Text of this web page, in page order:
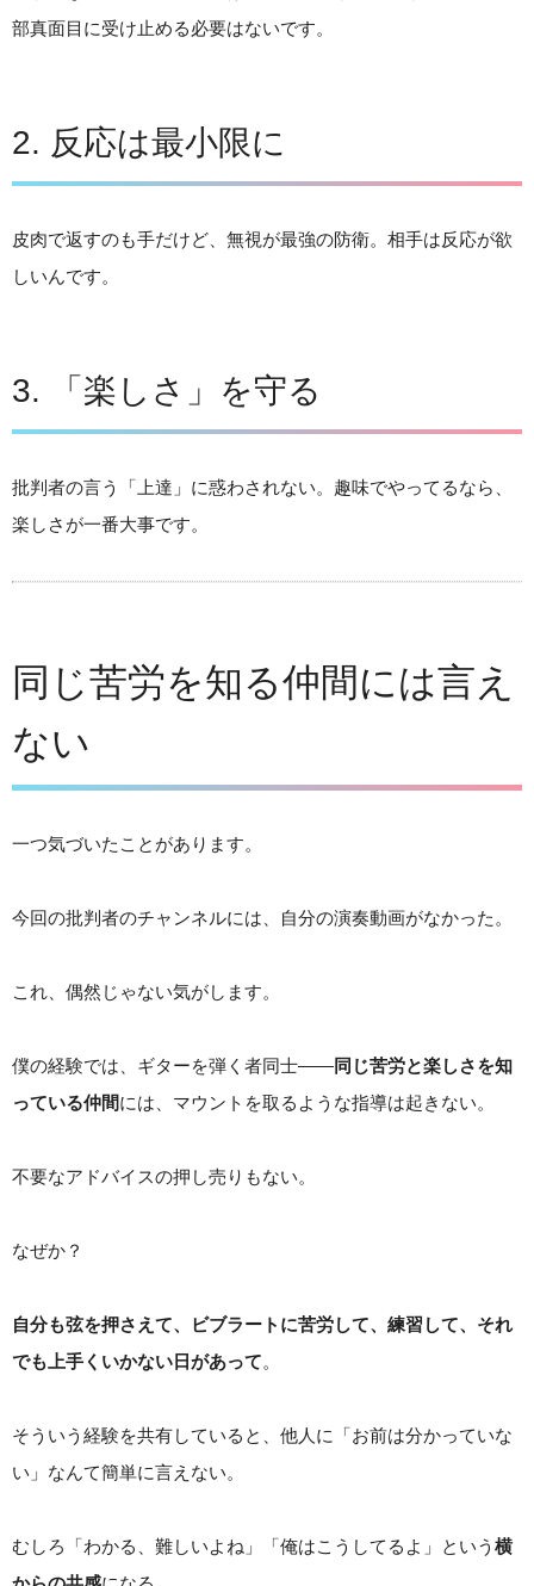
部真面目に受け止める必要はないです。
2. 反応は最小限に
皮肉で返すのも手だけど、無視が最強の防衛。相手は反応が欲
しいんです。
3. 「楽しさ」を守る
批判者の言う「上達」に惑わされない。趣味でやってるなら、
楽しさが一番大事です。
同じ苦労を知る仲間には言え
ない
一つ気づいたことがあります。
今回の批判者のチャンネルには、自分の演奏動画がなかった。
これ、偶然じゃない気がします。
僕の経験では、ギターを弾く者同士——同じ苦労と楽しさを知
っている仲間には、マウントを取るような指導は起きない。
不要なアドバイスの押し売りもない。
なぜか？
自分も弦を押さえて、ビブラートに苦労して、練習して、それ
でも上手くいかない日があって。
そういう経験を共有していると、他人に「お前は分かっていな
い」なんて簡単に言えない。
むしろ「わかる、難しいよね」「俺はこうしてるよ」という 横